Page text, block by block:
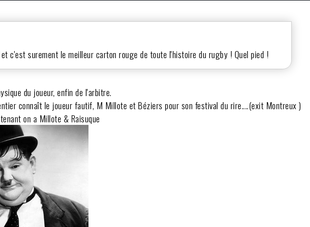
c'est surement le meilleur carton rouge de toute l'histoire du rugby ! Quel pied !
du joueur, enfin de l'arbitre.
connaît le joueur fautif, M Millote et Béziers pour son festival du rire....(exit Montreux )
on a Millote & Raisuque